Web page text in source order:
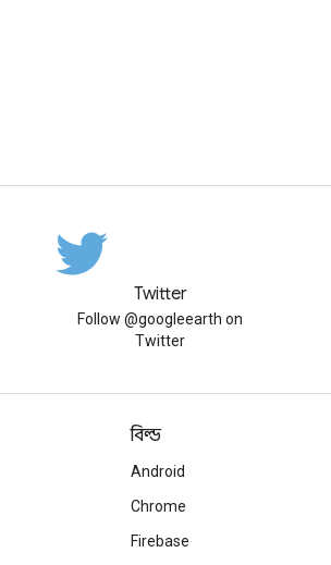
Twitter
Follow @googleearth on
Twitter
বিল্ড
Android
Chrome
Firebase